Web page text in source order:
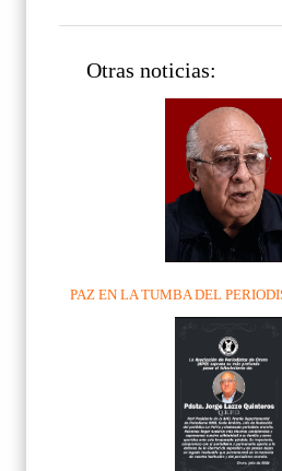
Otras noticias:
PAZ EN LA TUMBA DEL